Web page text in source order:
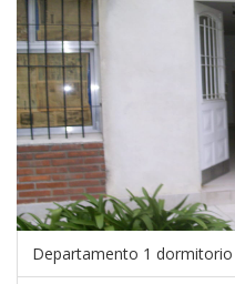
Departamento 1 dormitorio